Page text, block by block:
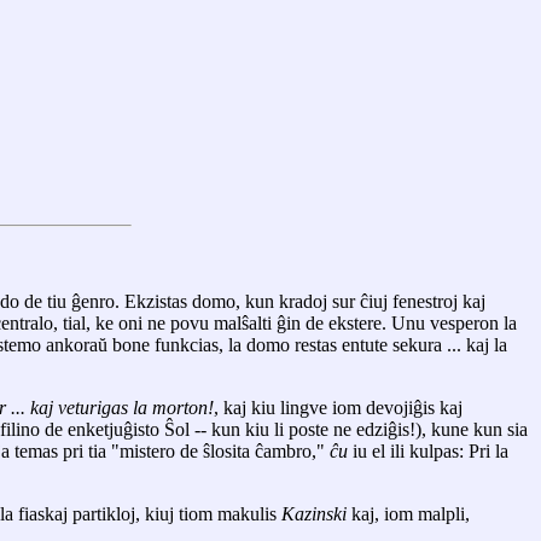
de tiu ĝenro. Ekzistas domo, kun kradoj sur ĉiuj fenestroj kaj
tial, ke oni ne povu malŝalti ĝin de ekstere. Unu vesperon la
ankoraŭ bone funkcias, la domo restas entute sekura ... kaj la
... kaj veturigas la morton!, kaj kiu lingve iom devojiĝis kaj
de enketjuĝisto Ŝol -- kun kiu li poste ne edziĝis!), kune kun sia
temas pri tia "mistero de ŝlosita ĉambro," ĉu iu el ili kulpas: Pri la
fiaskaj partikloj, kiuj tiom makulis Kazinski kaj, iom malpli,